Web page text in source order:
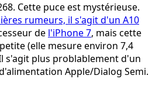
Cette puce est mystérieuse.
rumeurs, il s'agit d'un A10
de l'iPhone 7, mais cette
(elle mesure environ 7,4
s'agit plus problablement d'un
Apple/Dialog Semi.